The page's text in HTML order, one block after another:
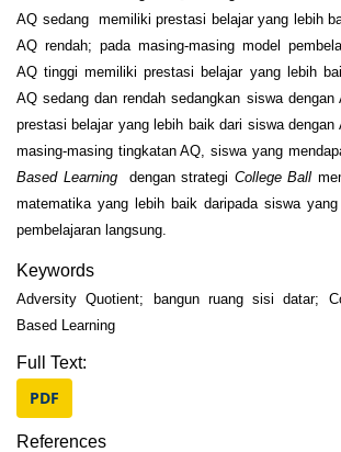
AQ sedang memiliki prestasi belajar yang lebih
AQ rendah; pada masing-masing model
AQ tinggi memiliki prestasi belajar yang lebih
AQ sedang dan rendah sedangkan siswa
prestasi belajar yang lebih baik dari siswa dengan
masing-masing tingkatan AQ, siswa yang
Based Learning
dengan strategi College Ball
matematika yang lebih baik daripada siswa yang
pembelajaran langsung.
Keywords
Adversity Quotient; bangun ruang sisi datar;
Based Learning
Full Text:
PDF
References